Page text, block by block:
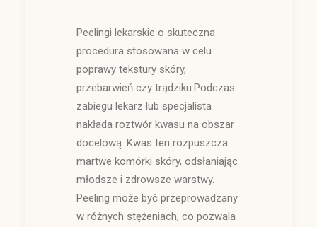
Peelingi lekarskie o skuteczna
procedura stosowana w celu
poprawy tekstury skóry,
przebarwień czy trądziku.Podczas
zabiegu lekarz lub specjalista
nakłada roztwór kwasu na obszar
docelową. Kwas ten rozpuszcza
martwe komórki skóry, odsłaniając
młodsze i zdrowsze warstwy.
Peeling może być przeprowadzany
w różnych stężeniach, co pozwala